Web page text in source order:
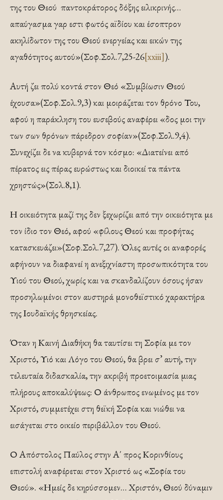
της του Θεού παντοκράτορος δόξης ειλικρινής…
απαύγασμα γαρ εστι φωτός αϊδίου και έσοπτρον
ακηλίδωτον της του Θεού ενεργείας και εικών της
αγαθότητος αυτού»(Σοφ.Σολ.7,25-26[xxiii]).
Αυτή ζει πολύ κοντά στον Θεό «Συμβίωσιν Θεού
έχουσα»(Σοφ.Σολ.9,3) και μοιράζεται τον θρόνο Του,
αφού η παράκληση του ευσεβούς αναφέρει «δος μοι την
των σων θρόνων πάρεδρον σοφίαν»(Σοφ.Σολ.9,4).
Συνεχίζει δε να κυβερνά τον κόσμο: «Διατείνει από
πέρατος εις πέρας ευρώστως και διοικεί τα πάντα
χρηστώς»(Σολ.8,1).
Η οικειότητα μαζί της δεν ξεχωρίζει από την οικειότητα με
τον ίδιο τον Θεό, αφού «φίλους Θεού και προφήτας
κατασκευάζει»(Σοφ.Σολ.7,27). Όλες αυτές οι αναφορές
αφήνουν να διαφανεί η ανεξιχνίαστη προσωπικότητα του
Υιού του Θεού, χωρίς και να σκανδαλίζουν όσους ήσαν
προσηλωμένοι στον αυστηρά μονοθεϊστικό χαρακτήρα
της Ιουδαϊκής θρησκείας.
Όταν η Καινή Διαθήκη θα ταυτίσει τη Σοφία με τον
Χριστό, Υιό και Λόγο του Θεού, θα βρει σ’ αυτή, την
τελευταία διδασκαλία, την ακριβή προετοιμασία μιας
πλήρους αποκαλύψεως: Ο άνθρωπος ενωμένος με τον
Χριστό, συμμετέχει στη θεϊκή Σοφία και νιώθει να
εισάγεται στο οικείο περιβάλλον του Θεού.
Ο Απόστολος Παύλος στην Α΄ προς Κορινθίους
επιστολή αναφέρεται στον Χριστό ως «Σοφία του
Θεού». «Ημείς δε κηρύσσομεν… Χριστόν, Θεού δύναμιν